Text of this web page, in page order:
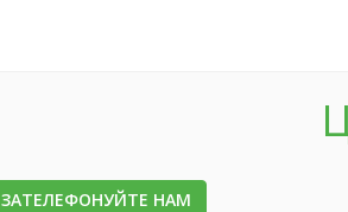
ЗАТЕЛЕФОНУЙТЕ НАМ